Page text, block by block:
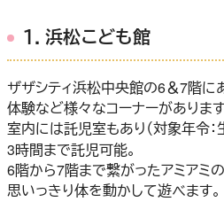
１．浜松こども館
ザザシティ浜松中央館の6＆7階に
体験など様々なコーナーがあります
室内には託児室もあり（対象年令
3時間まで託児可能。
6階から7階まで繋がったアミアミ
思いっきり体を動かして遊べます。